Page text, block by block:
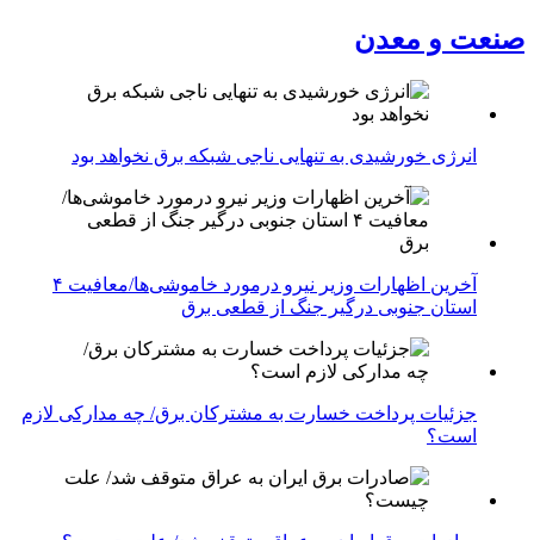
صنعت و معدن
انرژی خورشیدی به تنهایی ناجی شبکه برق نخواهد بود
آخرین اظهارات وزیر نیرو درمورد خاموشی‌ها/معافیت ۴
استان جنوبی درگیر جنگ از قطعی برق
جزئیات پرداخت خسارت به مشترکان برق/ چه مدارکی لازم
است؟